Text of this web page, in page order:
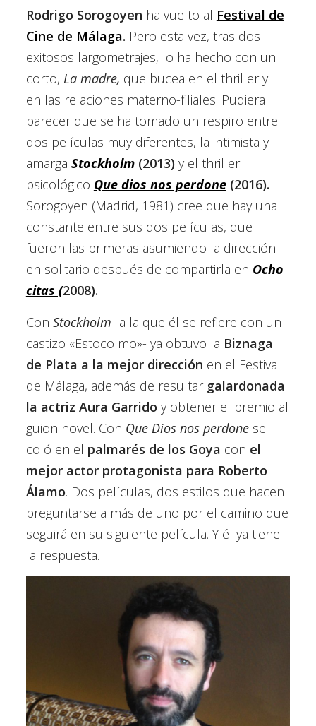
Rodrigo Sorogoyen ha vuelto al Festival de
Cine de Málaga. Pero esta vez, tras dos
exitosos largometrajes, lo ha hecho con un
corto, La madre, que bucea en el thriller y
en las relaciones materno-filiales. Pudiera
parecer que se ha tomado un respiro entre
dos películas muy diferentes, la intimista y
amarga Stockholm(2013) y el thriller
psicológico Que dios nos perdone(2016).
Sorogoyen (Madrid, 1981) cree que hay una
constante entre sus dos películas, que
fueron las primeras asumiendo la dirección
en solitario después de compartirla en Ocho
citas (2008).
Con Stockholm -a la que él se refiere con un
castizo «Estocolmo»- ya obtuvo la Biznaga
de Plata a la mejor dirección en el Festival
de Málaga, además de resultar galardonada
la actriz Aura Garrido y obtener el premio al
guion novel. Con Que Dios nos perdonese
coló en el palmarés de los Goya con el
mejor actor protagonista para Roberto
Álamo. Dos películas, dos estilos que hacen
preguntarse a más de uno por el camino que
seguirá en su siguiente película. Y él ya tiene
la respuesta.